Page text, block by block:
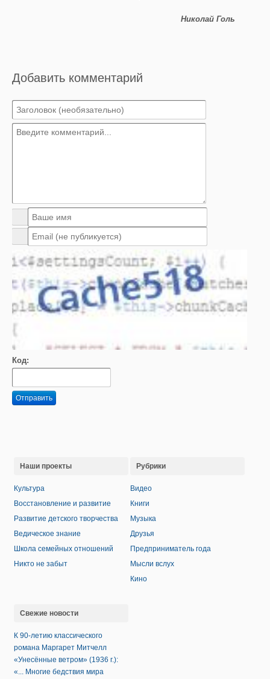
Николай Голь
Добавить комментарий
Код:
Отправить
Наши проекты
Культура
Восстановление и развитие
Развитие детского творчества
Ведическое знание
Школа семейных отношений
Никто не забыт
Рубрики
Видео
Книги
Музыка
Друзья
Предприниматель года
Мысли вслух
Кино
Свежие новости
К 90-летию классического
романа Маргарет Митчелл
«Унесённые ветром» (1936 г.):
«... Многие бедствия мира